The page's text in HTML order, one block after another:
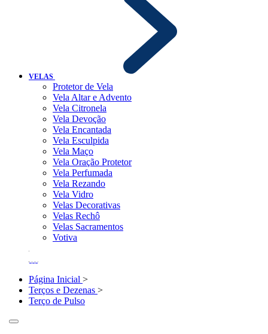
VELAS
Protetor de Vela
Vela Altar e Advento
Vela Citronela
Vela Devoção
Vela Encantada
Vela Esculpida
Vela Maço
Vela Oração Protetor
Vela Perfumada
Vela Rezando
Vela Vidro
Velas Decorativas
Velas Rechô
Velas Sacramentos
Votiva
Página Inicial >
Terços e Dezenas >
Terço de Pulso